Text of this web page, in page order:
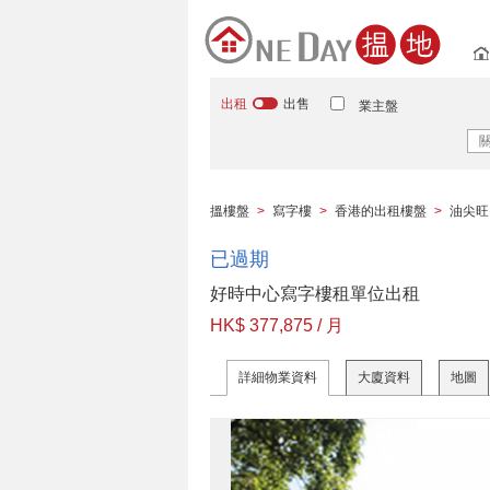
出租 出售 業主盤
搵樓盤 > 寫字樓 > 香港的出租樓盤 > 油尖旺
已過期
好時中心寫字樓租單位出租
HK$ 377,875 / 月
詳細物業資料 大廈資料 地圖